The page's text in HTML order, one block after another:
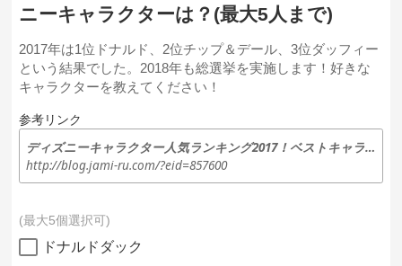
ニーキャラクターは？(最大5人まで)
2017年は1位ドナルド、2位チップ＆デール、3位ダッフィー
という結果でした。2018年も総選挙を実施します！好きな
キャラクターを教えてください！
参考リンク
ディズニーキャラクター人気ランキング2017！ベストキャラクターTOP20 | ディズニー裏話・雑学・トリビアが2,000話以上！ディズニーブログ 「じゃみログ」
http://blog.jami-ru.com/?eid=857600
最大5個選択可
ドナルドダック